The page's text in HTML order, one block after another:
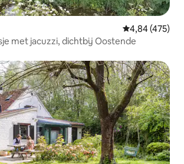
Gemiddelde
4,84 (475)
met jacuzzi, dichtbij Oostende